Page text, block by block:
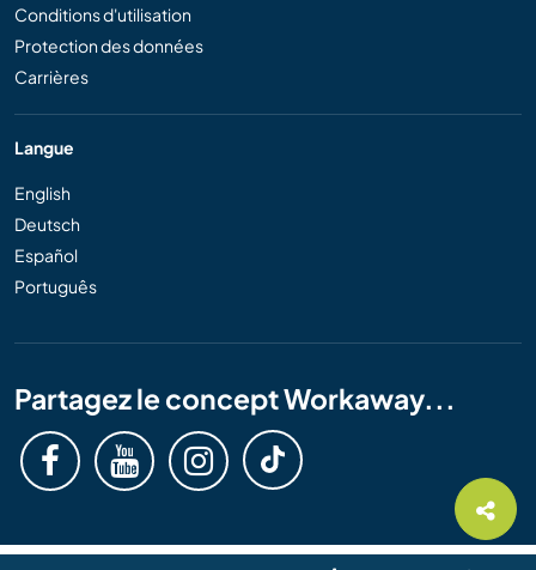
Conditions d'utilisation
Protection des données
Carrières
Langue
English
Deutsch
Español
Português
Partagez le concept Workaway...